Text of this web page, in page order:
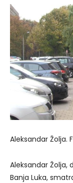
Aleksandar Žolja.
Aleksandar Žolja,
Banja Luka,